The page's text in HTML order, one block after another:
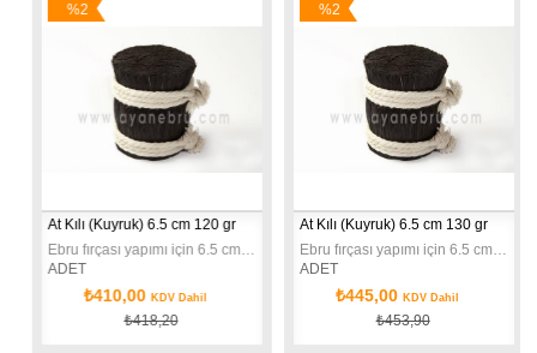
At Kılı (Kuyruk) 6.5 cm 120 gr
Ebru fırçası yapımı için 6.5 cm doğal at kılı (kuyruk). 120 gr paket.
ADET
₺410,00 KDV Dahil
₺418,20
%2
At Kılı (Kuyruk) 6.5 cm 130 gr
Ebru fırçası yapımı için 6.5 cm doğal at kılı (kuyruk). 130 gr paket.
ADET
₺445,00 KDV Dahil
₺453,90
%2